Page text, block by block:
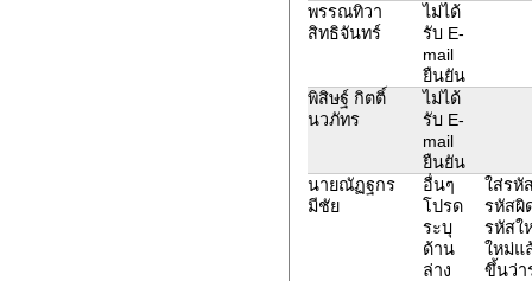
พรรณทิวา
สิทธิจันทร์
ไม่ได้
รับ E-
mail
ยืนยัน
พิสิษฐ์ กิตติ์
นวภัทร
ไม่ได้
รับ E-
mail
ยืนยัน
นายณัฏฐกร
มีชัย
อื่นๆ
โปรด
ระบุ
ด้าน
ล่าง
ใส่รหั
รหัสผิ
รหัสใ
ใหม่แ
ขึ้นว่า